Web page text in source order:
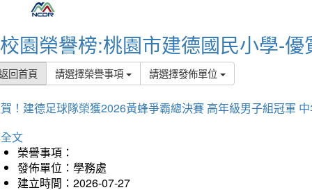
校園榮譽榜:桃園市建德國民小學-優
回首頁 請選擇榮譽事項 請選擇發佈單位
！建德足球隊榮獲2026黃蜂爭霸總決賽 高年級男子組冠軍
文
榮譽事項：
發佈單位：學務處
建立時間：2026-07-27